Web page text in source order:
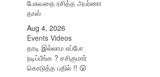
பேசுவதை ரசித்த அபர்ணா
தாஸ்
Aug 4, 2026
Events Videos
தாடி இல்லாம எப்போ
நடிப்பீங்க ? சசிகுமார்
கொடுத்த பதில் !! 😮